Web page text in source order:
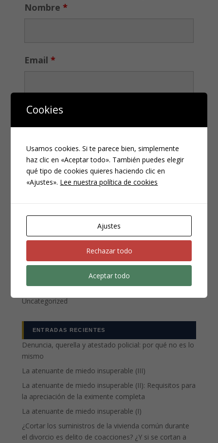
Nombre *
Email *
Teléfono
Compliance
Penitenciario
Uncategorized
ENTRADAS RECIENTES
Denuncia, querella y atestado policial: por qué no es lo
mismo
La atenuante de miedo insuperable (III)
La atenuante de miedo insuperable (II): Requisitos para
la apreciación de la eximente completa
La atenuante de miedo insuperable (I)
¿Cortar los suministros de la vivienda común durante
el divorcio es delito de coacciones? ¿Y si se cortan a
Cookies
Usamos cookies. Si te parece bien, simplemente
haz clic en «Aceptar todo». También puedes elegir
qué tipo de cookies quieres haciendo clic en
«Ajustes». Lee nuestra política de cookies
Ajustes
Rechazar todo
Aceptar todo